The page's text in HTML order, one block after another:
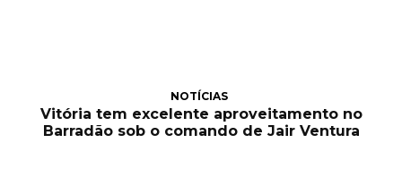
NOTÍCIAS
Vitória tem excelente aproveitamento no
Barradão sob o comando de Jair Ventura